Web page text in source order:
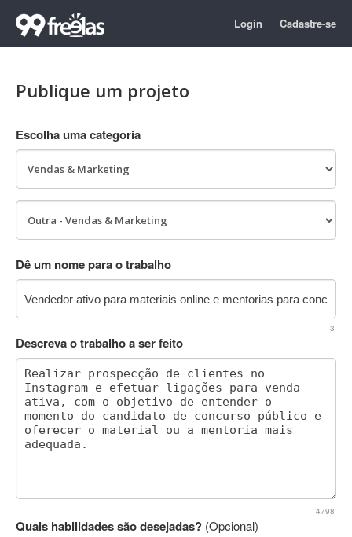
Login Cadastre-se
Publique um projeto
Escolha uma categoria
Dê um nome para o trabalho
3
Descreva o trabalho a ser feito
4798
Quais habilidades são desejadas? (Opcional)